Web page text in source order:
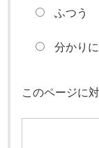
ふつう
分かり
このページに